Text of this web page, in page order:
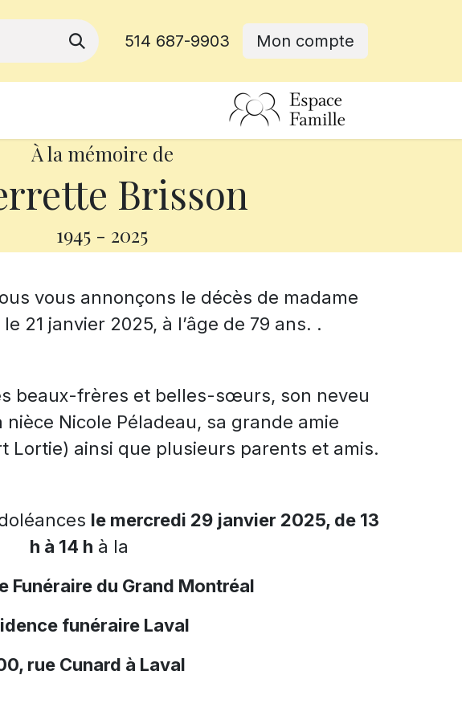
514 687-9903 Mon compte
À la mémoire de
Brisson
1945 - 2025
vous annonçons le décès de madame
21 janvier 2025, à l’âge de 79 ans. .
beaux-frères et belles-sœurs, son neveu
nièce Nicole Péladeau, sa grande amie
Lortie) ainsi que plusieurs parents et amis.
le mercredi 29 janvier 2025, de 13
h à 14 h à la
Funéraire du Grand Montréal
funéraire Laval
rue Cunard à Laval